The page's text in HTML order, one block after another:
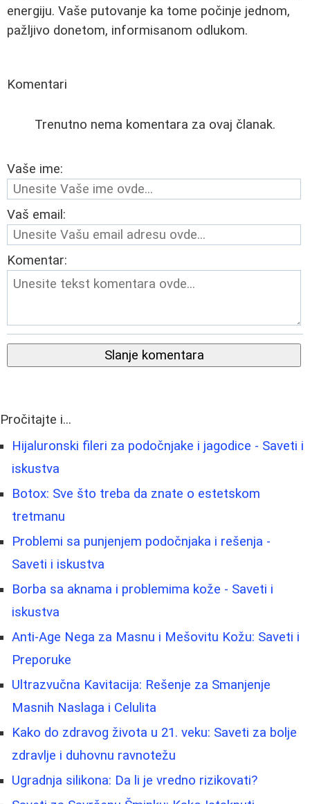
energiju. Vaše putovanje ka tome počinje jednom,
pažljivo donetom, informisanom odlukom.
Komentari
Trenutno nema komentara za ovaj članak.
Vaše ime:
Vaš email:
Komentar:
Slanje komentara
Pročitajte i...
Hijaluronski fileri za podočnjake i jagodice - Saveti i
iskustva
Botox: Sve što treba da znate o estetskom
tretmanu
Problemi sa punjenjem podočnjaka i rešenja -
Saveti i iskustva
Borbа sa aknama i problemima kože - Saveti i
iskustva
Anti-Age Nega za Masnu i Mešovitu Kožu: Saveti i
Preporuke
Ultrazvučna Kavitacija: Rešenje za Smanjenje
Masnih Naslaga i Celulita
Kako do zdravog života u 21. veku: Saveti za bolje
zdravlje i duhovnu ravnotežu
Ugradnja silikona: Da li je vredno rizikovati?